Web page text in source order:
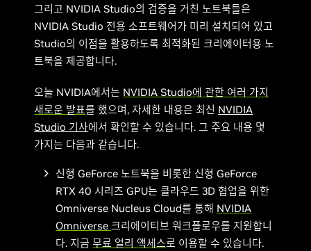
그리고 NVIDIA Studio의 검증을 거친 노트북들은
NVIDIA Studio 전용 소프트웨어가 미리 설치되어 있고
Studio의 이점을 활용하도록 최적화된 크리에이터용 노
트북을 제공합니다.
오늘 NVIDIA에서는 NVIDIA Studio에 관한 여러 가지
새로운 발표를 했으며, 자세한 내용은 최신 NVIDIA
Studio 기사에서 확인할 수 있습니다. 그 주요 내용 몇
가지는 다음과 같습니다.
신형 GeForce 노트북을 비롯한 신형 GeForce
RTX 40 시리즈 GPU는 클라우드 3D 협업을 위한
Omniverse Nucleus Cloud를 통해 NVIDIA
Omniverse크리에이티브 워크플로우를 지원합니
다. 지금무료 얼리 액세스로 이용할 수 있습니다.